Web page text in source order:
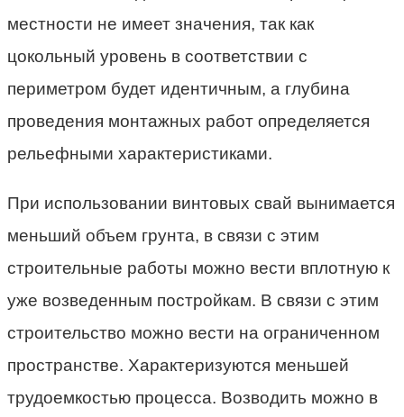
местности не имеет значения, так как
цокольный уровень в соответствии с
периметром будет идентичным, а глубина
проведения монтажных работ определяется
рельефными характеристиками.
При использовании винтовых свай вынимается
меньший объем грунта, в связи с этим
строительные работы можно вести вплотную к
уже возведенным постройкам. В связи с этим
строительство можно вести на ограниченном
пространстве. Характеризуются меньшей
трудоемкостью процесса. Возводить можно в